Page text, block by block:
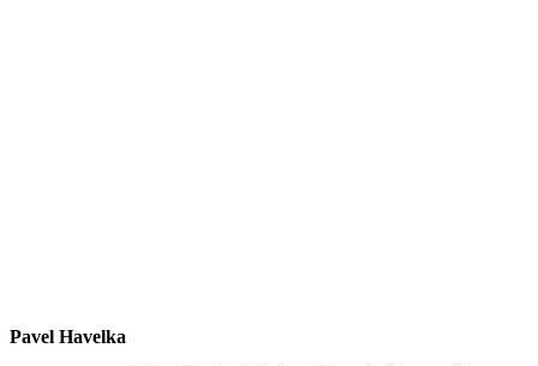
Pavel Havelka